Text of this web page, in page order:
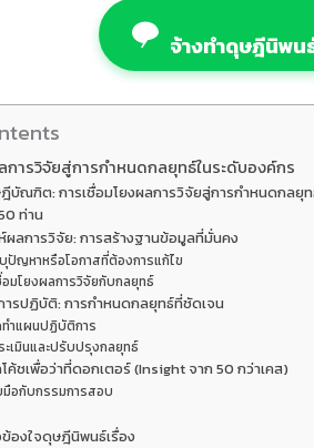
จ้างทำดุษฎีนิพน
การวิจัยสู่การกำหนดกลยุทธ์ในระดับองค์กร
บัณฑิต: การเชื่อมโยงผลการวิจัยสู่การกำหนดกลยุ
ท่าน
ห์ผลการวิจัย: การสร้างฐานข้อมูลที่มั่นคง
ปัญหาหรือโอกาสที่ต้องการแก้ไข
อมโยงผลการวิจัยกับกลยุทธ์
ารปฏิบัติ: การกำหนดกลยุทธ์ที่ชัดเจน
ำแผนปฏิบัติการ
ะเมินและปรับปรุงกลยุทธ์
ค้ชเพื่อว่าที่ดอกเตอร์ (Insight จาก 50 กว่าเคส)
มือกับกรรมการสอบ
องใจดุษฎีนิพนธ์เรื่อง